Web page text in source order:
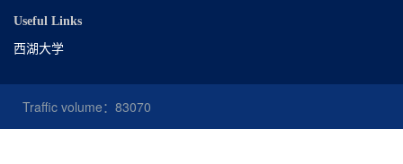
Useful Links
西湖大学
Traffic volume： 83070